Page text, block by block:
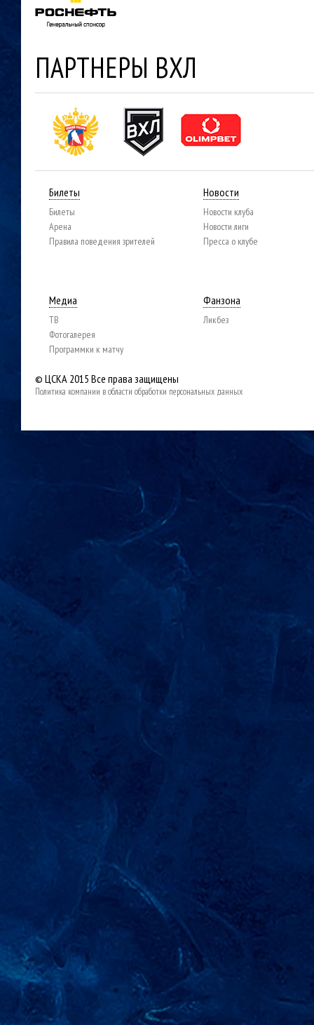
ПАРТНЕРЫ ВХЛ
Билеты
Билеты
Арена
Правила поведения зрителей
Новости
Новости клуба
Новости лиги
Пресса о клубе
Медиа
ТВ
Фотогалерея
Программки к матчу
Фанзона
Ликбез
© ЦСКА 2015 Все права защищены
Политика компании в области обработки персональных данных